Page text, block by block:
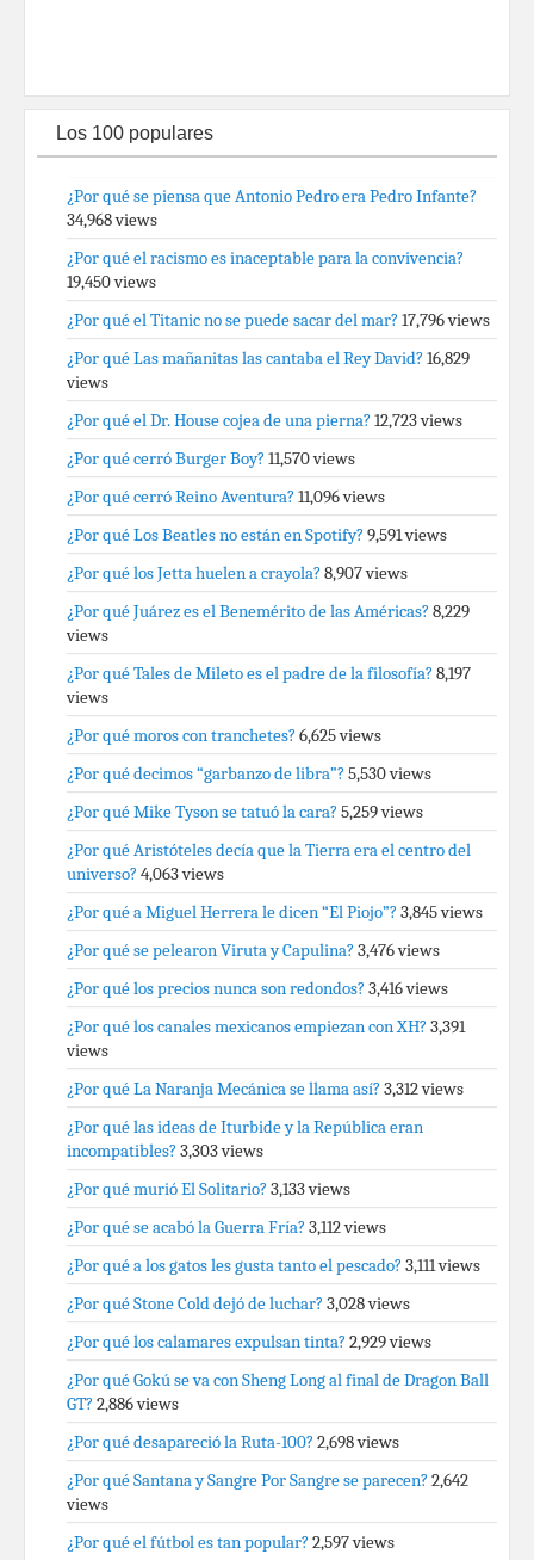
Los 100 populares
¿Por qué se piensa que Antonio Pedro era Pedro Infante?
34,968 views
¿Por qué el racismo es inaceptable para la convivencia?
19,450 views
¿Por qué el Titanic no se puede sacar del mar? 17,796 views
¿Por qué Las mañanitas las cantaba el Rey David? 16,829
views
¿Por qué el Dr. House cojea de una pierna? 12,723 views
¿Por qué cerró Burger Boy? 11,570 views
¿Por qué cerró Reino Aventura? 11,096 views
¿Por qué Los Beatles no están en Spotify? 9,591 views
¿Por qué los Jetta huelen a crayola? 8,907 views
¿Por qué Juárez es el Benemérito de las Américas? 8,229
views
¿Por qué Tales de Mileto es el padre de la filosofía? 8,197
views
¿Por qué moros con tranchetes? 6,625 views
¿Por qué decimos “garbanzo de libra”? 5,530 views
¿Por qué Mike Tyson se tatuó la cara? 5,259 views
¿Por qué Aristóteles decía que la Tierra era el centro del
universo? 4,063 views
¿Por qué a Miguel Herrera le dicen “El Piojo”? 3,845 views
¿Por qué se pelearon Viruta y Capulina? 3,476 views
¿Por qué los precios nunca son redondos? 3,416 views
¿Por qué los canales mexicanos empiezan con XH? 3,391
views
¿Por qué La Naranja Mecánica se llama así? 3,312 views
¿Por qué las ideas de Iturbide y la República eran
incompatibles? 3,303 views
¿Por qué murió El Solitario? 3,133 views
¿Por qué se acabó la Guerra Fría? 3,112 views
¿Por qué a los gatos les gusta tanto el pescado? 3,111 views
¿Por qué Stone Cold dejó de luchar? 3,028 views
¿Por qué los calamares expulsan tinta? 2,929 views
¿Por qué Gokú se va con Sheng Long al final de Dragon Ball
GT? 2,886 views
¿Por qué desapareció la Ruta-100? 2,698 views
¿Por qué Santana y Sangre Por Sangre se parecen? 2,642
views
¿Por qué el fútbol es tan popular? 2,597 views